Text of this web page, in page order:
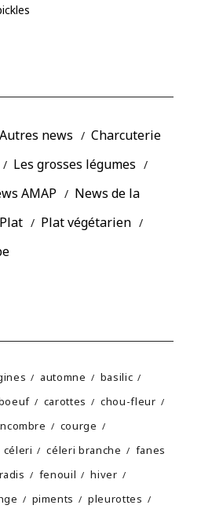
Autres news
Charcuterie
Les grosses légumes
AMAP
News de la
Plat
Plat végétarien
automne
basilic
carottes
chou-fleur
courge
céleri céleri branche
fanes
fenouil
hiver
piments pleurottes